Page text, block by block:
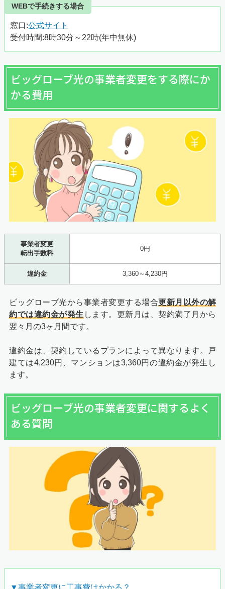
WEBで手続きする場合
窓口:公式サイト
受付時間:8時30分～22時(年中無休)
ビッグローブ光の事業者変更をする際にか
かる費用
事業者変更
転出手数料
0円
違約金 3,360～4,230円
ビッグローブ光から事業者変更する場合更新月以外の解
約では違約金が発生 します。更新月は、契約満了月から
翌々月の3ヶ月間です。
違約金は、契約しているプランによって異なります。戸
建ては4,230円、マンションは3,360円の違約金が発生し
ます。
ビッグローブ光の事業者変更に関するよく
ある質問
▼事業者変更に工事費はかかる？